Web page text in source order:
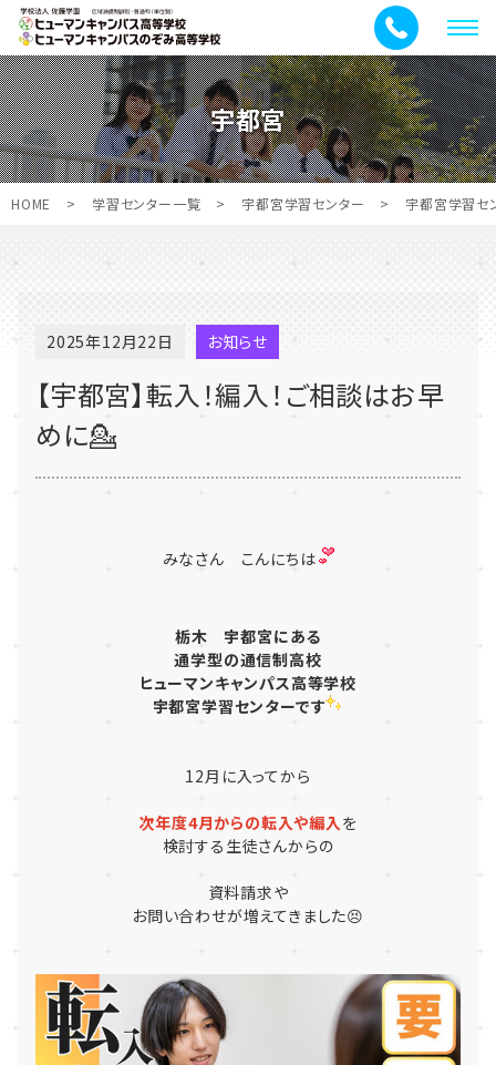
メ
ニ
ュ
ー
宇都宮
HOME > 学習センター一覧 > 宇都宮学習センター > 宇都宮学習セ
2025年12月22日 お知らせ
【宇都宮】転入！編入！ご相談はお早
めに💁
みなさん こんにちは
栃木 宇都宮にある
通学型の通信制高校
ヒューマンキャンパス高等学校
宇都宮学習センターです
12月に入ってから
次年度4月からの転入や編入を
検討する生徒さんからの
資料請求や
お問い合わせが増えてきました😣